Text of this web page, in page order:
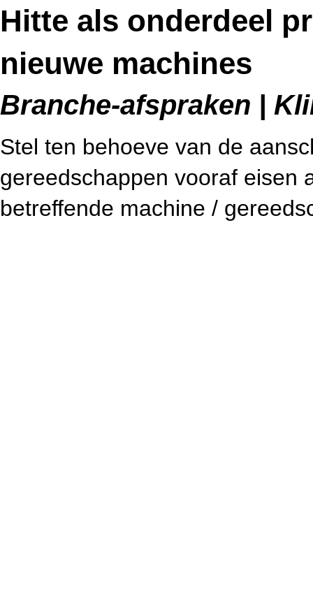
Hitte als onderdeel
nieuwe machines
Branche-afspraken |
Stel ten behoeve van de
gereedschappen vooraf eisen
betreffende machine /